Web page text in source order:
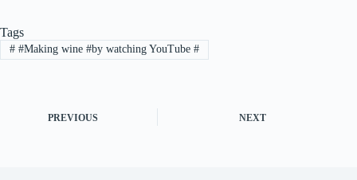
Tags
##Making wine #by watching YouTube #
PREVIOUS NEXT